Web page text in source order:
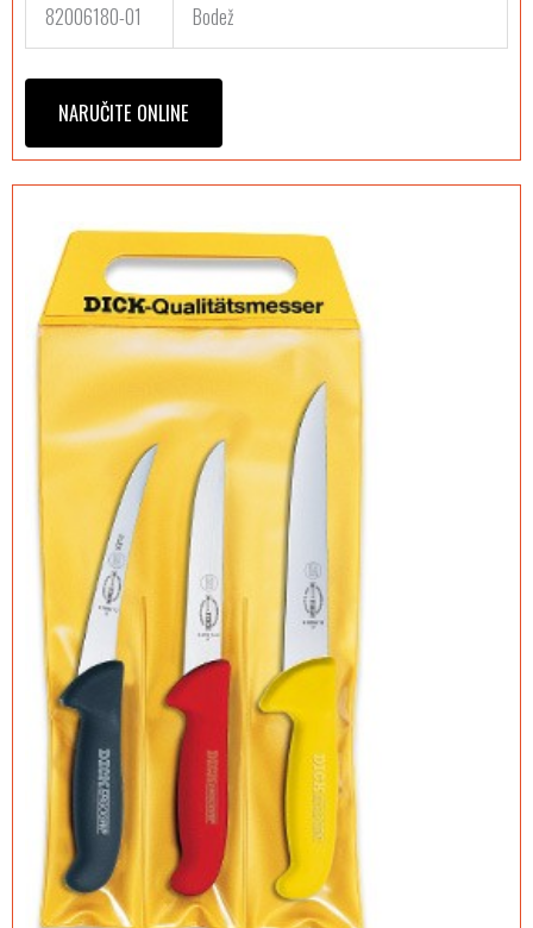
82006180-01 Bodež
NARUČITE ONLINE